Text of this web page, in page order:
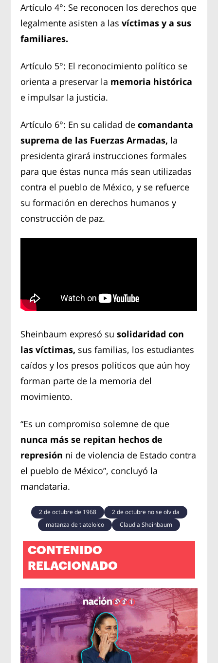
Artículo 4°: Se reconocen los derechos que
legalmente asisten a lasvíctimas y a sus
familiares.
Artículo 5°: El reconocimiento político se
orienta a preservar la memoria histórica
e impulsar la justicia.
Artículo 6°: En su calidad de comandanta
suprema de las Fuerzas Armadas, la
presidenta girará instrucciones formales
para que éstas nunca más sean utilizadas
contra el pueblo de México, y se refuerce
su formación en derechos humanos y
construcción de paz.
Sheinbaum expresó susolidaridad con
las víctimas, sus familias, los estudiantes
caídos y los presos políticos que aún hoy
forman parte de la memoria del
movimiento.
“Es un compromiso solemne de que
nunca más se repitan hechos de
represión ni de violencia de Estado contra
el pueblo de México”, concluyó la
mandataria.
2 de octubre de 1968
2 de octubre no se olvida
matanza de tlatelolco
Claudia Sheinbaum
CONTENIDO
RELACIONADO